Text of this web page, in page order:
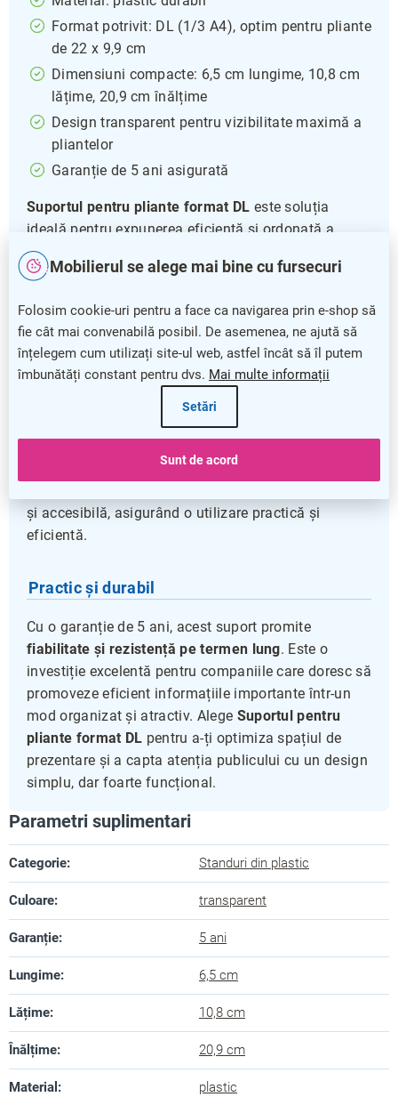
Mobilierul se alege mai bine cu fursecuri
Folosim cookie-uri pentru a face ca navigarea prin e-shop să
fie cât mai convenabilă posibil. De asemenea, ne ajută să
înțelegem cum utilizați site-ul web, astfel încât să îl putem
îmbunătăți constant pentru dvs. Mai multe informații
Setări
Sunt de acord
Format potrivit: DL (1/3 A4), optim pentru pliante
de 22 x 9,9 cm
Dimensiuni compacte: 6,5 cm lungime, 10,8 cm
lățime, 20,9 cm înălțime
Design transparent pentru vizibilitate maximă a
pliantelor
Garanție de 5 ani asigurată
Suportul pentru pliante format DL este soluția
ideală pentru expunerea eficientă și ordonată a
materialelor promoționale în spații comerciale,
birouri sau evenimente. Fabricat dinplastic robust și
și profesională a pliantelor de dimensiunea DL,
facilitând atragerea atenției clienților.
Datorită designului său compact, suportul nu ocupă
mult spațiu și poate fi amplasat cu ușurință pe orice
suprafață plată sau poate fi fixat pe perete,
punctelor de informare.Un buzunar bine
și accesibilă, asigurând o utilizare practică și
eficientă.
Practic și durabil
Cu o garanție de 5 ani, acest suport promite
fiabilitate și rezistență pe termen lung. Este o
investiție excelentă pentru companiile care doresc să
promoveze eficient informațiile importante într-un
mod organizat și atractiv. Alege Suportul pentru
pliante format DL pentru a-ți optimiza spațiul de
prezentare și a capta atenția publicului cu un design
simplu, dar foarte funcțional.
Parametri suplimentari
Categorie: Standuri din plastic
Culoare: transparent
Garanție: 5 ani
Lungime: 6,5 cm
Lățime: 10,8 cm
Înălțime: 20,9 cm
Material : plastic